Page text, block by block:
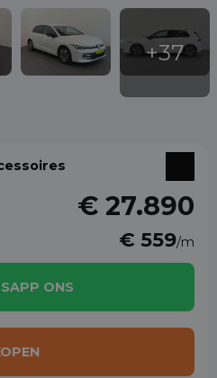
€ 27.890
€ 559/m
ONS